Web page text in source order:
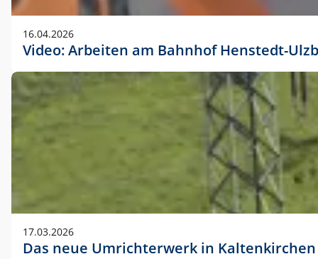
16.04.2026
Video: Arbeiten am Bahnhof Henstedt-
17.03.2026
Das neue Umrichterwerk in Kaltenkirchen